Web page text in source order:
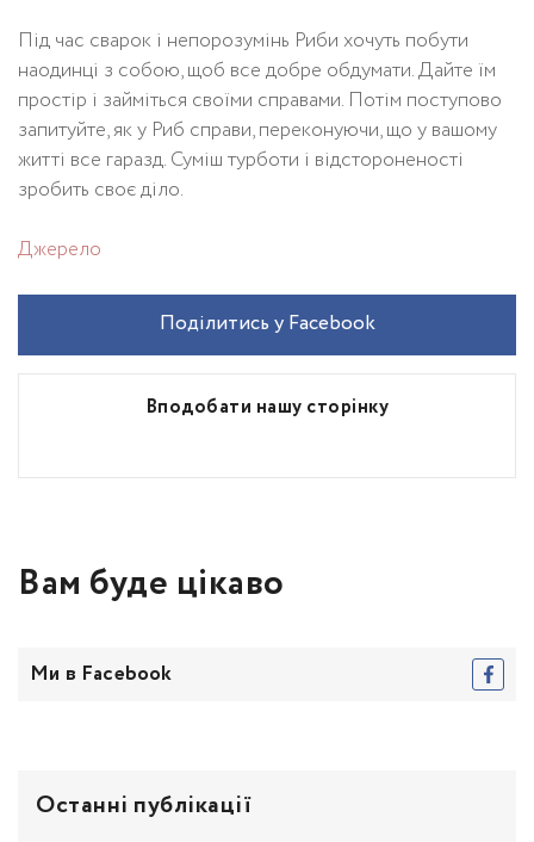
Під час сварок і непорозумінь Риби хочуть побути
наодинці з собою, щоб все добре обдумати. Дайте їм
простір і займіться своїми справами. Потім поступово
запитуйте, як у Риб справи, переконуючи, що у вашому
житті все гаразд. Суміш турботи і відстороненості
зробить своє діло.
Джерело
Вподобати нашу сторінку
Поділитись у Facebook
Вам буде цікаво
Ми в Facebook
Останні публікації